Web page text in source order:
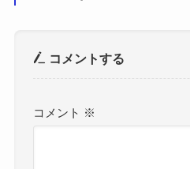
コメントする
コメント ※